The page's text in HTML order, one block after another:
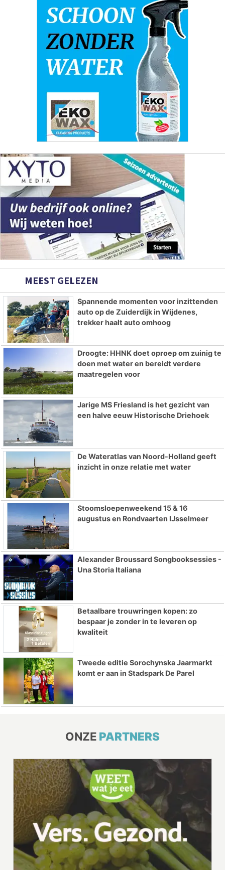
MEEST GELEZEN
Spannende momenten voor inzittenden
auto op de Zuiderdijk in Wijdenes,
trekker haalt auto omhoog
Droogte: HHNK doet oproep om zuinig te
doen met water en bereidt verdere
maatregelen voor
Jarige MS Friesland is het gezicht van
een halve eeuw Historische Driehoek
De Wateratlas van Noord-Holland geeft
inzicht in onze relatie met water
Stoomsloepenweekend 15 & 16
augustus en Rondvaarten IJsselmeer
Alexander Broussard Songbooksessies -
Una Storia Italiana
Betaalbare trouwringen kopen: zo
bespaar je zonder in te leveren op
kwaliteit
Tweede editie Sorochynska Jaarmarkt
komt er aan in Stadspark De Parel
ONZE PARTNERS